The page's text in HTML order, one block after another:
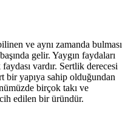
ve aynı zamanda bulması
gelir. Yaygın faydaları
vardır. Sertlik derecesi
bir yapıya sahip olduğundan
birçok takı ve
edilen bir üründür.